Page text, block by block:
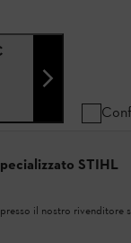
STIHL
il nostro rivenditore